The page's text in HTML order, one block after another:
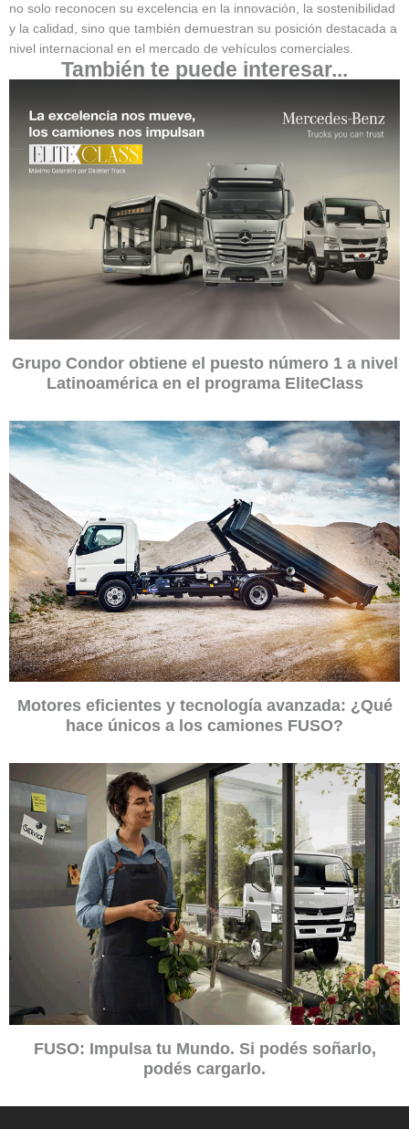
no solo reconocen su excelencia en la innovación, la sostenibilidad
y la calidad, sino que también demuestran su posición destacada a
nivel internacional en el mercado de vehículos comerciales.
También te puede interesar...
Grupo Condor obtiene el puesto número 1 a nivel
Latinoamérica en el programa EliteClass
Motores eficientes y tecnología avanzada: ¿Qué
hace únicos a los camiones FUSO?
FUSO: Impulsa tu Mundo. Si podés soñarlo,
podés cargarlo.